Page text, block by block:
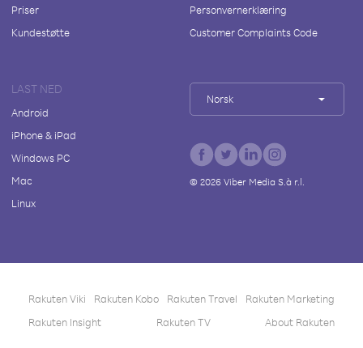
Priser
Kundestøtte
Personvernerklæring
Customer Complaints Code
LAST NED
Android
iPhone & iPad
Windows PC
Mac
Linux
Norsk
© 2026Viber Media S.à r.l.
Rakuten Viki Rakuten Kobo Rakuten Travel
Rakuten Marketing
Rakuten Insight
Rakuten TV About Rakuten